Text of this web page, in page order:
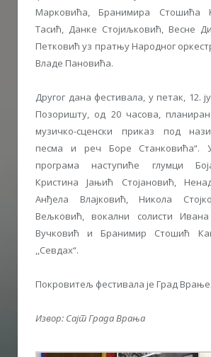
Марковића, Бранимира Стошића
Тасић, Данке Стојиљковић, Весне
Петковић уз пратњу Народног
Владе Пановића.
Другог дана фестивала, у петак, 12.
Позоришту, од 20 часова,
музичко-сценски приказ под
песма и реч Боре Станковића“.
програма наступиће глумци
Кристина Јањић Стојановић,
Анђела Влајковић, Никола
Вељковић, вокални солисти Ивана
Вучковић и Бранимир Стошић
,,Севдах“.
Покровитељ фестивала је Град Врање.
Извор: Сајт Града Врања